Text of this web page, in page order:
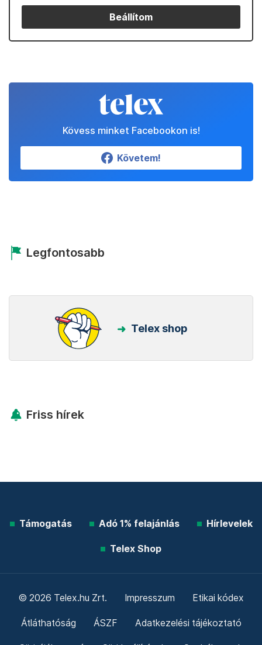
Beállítom
Kövess minket Facebookon is!
Követem!
Legfontosabb
Telex shop
Friss hírek
Támogatás Adó 1% felajánlás Hírlevelek
Telex Shop
© 2026 Telex.hu Zrt. Impresszum Etikai kódex
Átláthatóság ÁSZF Adatkezelési tájékoztató